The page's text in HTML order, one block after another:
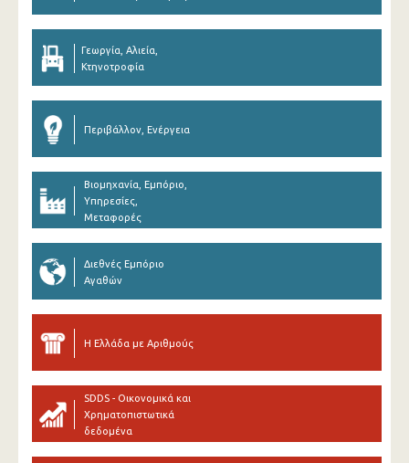
Γεωργία, Αλιεία,
Κτηνοτροφία
Περιβάλλον, Ενέργεια
Βιομηχανία, Εμπόριο,
Υπηρεσίες,
Μεταφορές
Διεθνές Εμπόριο
Αγαθών
Η Ελλάδα με Αριθμούς
SDDS - Οικονομικά και
Χρηματοπιστωτικά
δεδομένα